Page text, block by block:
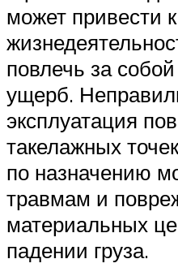
может привести
повлечь за
ущерб.
эксплуатация
такелажных
по назначению
травмам и
материальных
падении груза.